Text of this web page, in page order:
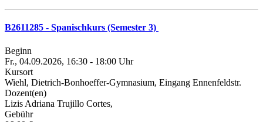
B2611285 - Spanischkurs (Semester 3)
Beginn
Fr., 04.09.2026, 16:30 - 18:00 Uhr
Kursort
Wiehl, Dietrich-Bonhoeffer-Gymnasium, Eingang Ennenfeldstr.
Dozent(en)
Lizis Adriana Trujillo Cortes,
Gebühr